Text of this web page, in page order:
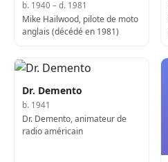
b. 1940 – d. 1981
Mike Hailwood, pilote de moto
anglais (décédé en 1981)
Dr. Demento
b. 1941
Dr. Demento, animateur de
radio américain